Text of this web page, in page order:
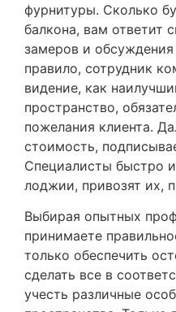
фурнитуры. Сколько
балкона, вам ответит
замеров и
правило, сотрудник
видение, как
пространство,
пожелания клиента.
стоимость,
Специалисты быстро
лоджии, привозят их,
Выбирая опытных
принимаете
только обеспечить
сделать все в
учесть различные